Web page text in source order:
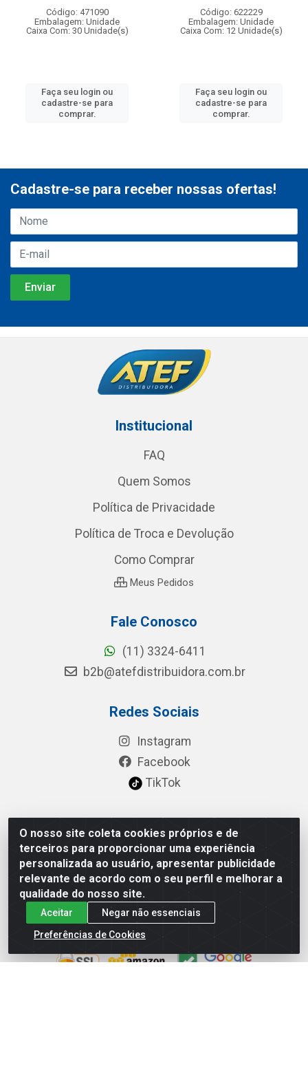
Código: 471090
Embalagem: Unidade
Caixa Com: 30 Unidade(s)
Faça seu login ou
cadastre-se para
comprar.
Código: 622229
Embalagem: Unidade
Caixa Com: 12 Unidade(s)
Faça seu login ou
cadastre-se para
comprar.
O nosso site coleta cookies próprios e de
terceiros para proporcionar uma experiência
personalizada ao usuário, apresentar publicidade
relevante de acordo com o seu perfil e melhorar a
qualidade do nosso site.
Aceitar
Negar não essenciais
Preferências de Cookies
Cadastre-se para receber nossas ofertas!
Institucional
FAQ
Quem Somos
Política de Privacidade
Política de Troca e Devolução
Como Comprar
Meus Pedidos
Fale Conosco
(11) 3324-6411
b2b@atefdistribuidora.com.br
Redes Sociais
Instagram
Facebook
TikTok
Baixe já nosso APP
Site Seguro